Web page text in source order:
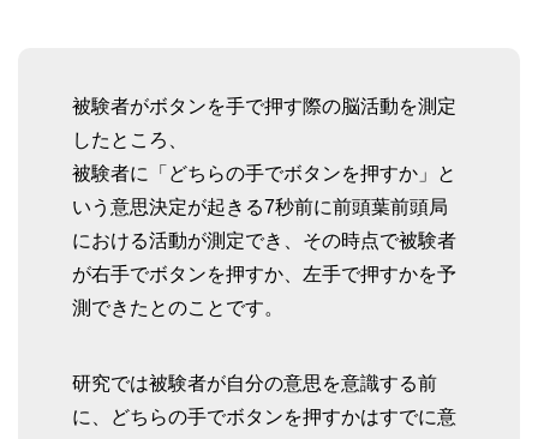
被験者がボタンを手で押す際の脳活動を測定
したところ、
被験者に「どちらの手でボタンを押すか」と
いう意思決定が起きる7秒前に前頭葉前頭局
における活動が測定でき、その時点で被験者
が右手でボタンを押すか、左手で押すかを予
測できたとのことです。
研究では被験者が自分の意思を意識する前
に、どちらの手でボタンを押すかはすでに意